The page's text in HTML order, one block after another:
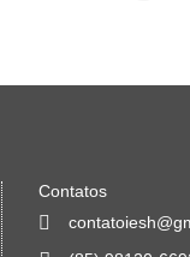
Contatos